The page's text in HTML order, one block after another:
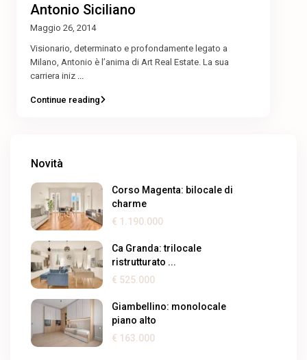
Antonio Siciliano
Maggio 26, 2014
Visionario, determinato e profondamente legato a
Milano, Antonio è l’anima di Art Real Estate. La sua
carriera iniz
Continue reading
Novità
Corso Magenta: bilocale di
charme
€ 1.190.000
Ca Granda: trilocale
ristrutturato ...
€ 525.000
Giambellino: monolocale
piano alto
€ 163.000